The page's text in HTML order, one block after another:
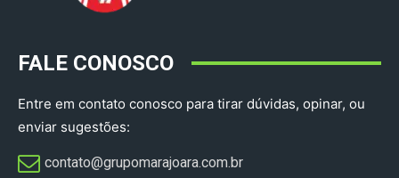
FALE CONOSCO
Entre em contato conosco para tirar dúvidas, opinar, ou
enviar sugestões:
contato@grupomarajoara.com.br